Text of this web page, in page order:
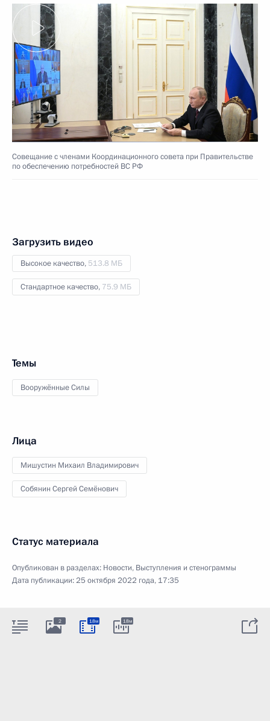
Совещание с членами Координационного совета при Правительстве
по обеспечению потребностей ВС РФ
Загрузить видео
Высокое качество, 513.8 МБ
Стандартное качество, 75.9 МБ
Темы
Вооружённые Силы
Лица
Мишустин Михаил Владимирович
Собянин Сергей Семёнович
Статус материала
Опубликован в разделах: Новости, Выступления и стенограммы
Дата публикации:25 октября 2022 года, 17:35
2 18м 18м